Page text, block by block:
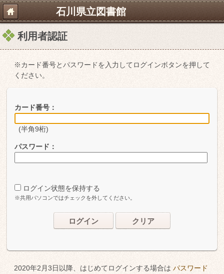
石川県立図書館
利用者認証
※カード番号とパスワードを入力してログインボタンを押して
ください。
カード番号：
(半角9桁)
パスワード：
ログイン状態を保持する
※共用パソコンではチェックを外してください。
ログイン クリア
2020年2月3日以降、はじめてログインする場合は パスワード